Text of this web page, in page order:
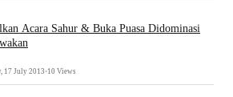
Acara Sahur & Buka Puasa Didominasi
17 July 2013•10 Views